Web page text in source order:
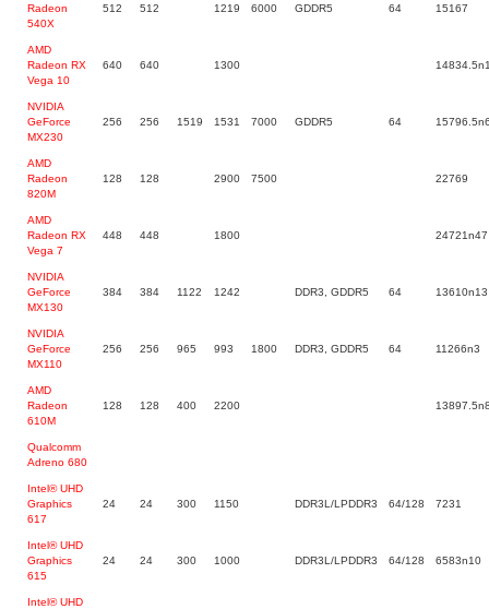
Radeon
540X
512 512 1219 6000 GDDR5 64 15167
AMD
Radeon RX
Vega 10
640 640 1300
NVIDIA
GeForce
MX230
256 256 1519 1531 7000 GDDR5 64
AMD
Radeon
820M
128 128 2900 7500 22769
AMD
Radeon RX
Vega 7
448 448 1800 24721n47
NVIDIA
GeForce
MX130
384 384 1122 1242 DDR3, GDDR5 64 13610n13
NVIDIA
GeForce
MX110
256 256 965 993 1800 DDR3, GDDR5 64 11266n3
AMD
Radeon
610M
128 128 400 2200
Qualcomm
Adreno 680
Intel® UHD
Graphics
617
24 24 300 1150 DDR3L/LPDDR3 64/128 7231
Intel® UHD
Graphics
615
24 24 300 1000 DDR3L/LPDDR3 64/128 6583n10
Intel® UHD